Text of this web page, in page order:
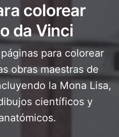
colorear
da Vinci
para colorear
obras maestras de
la Mona Lisa,
científicos y